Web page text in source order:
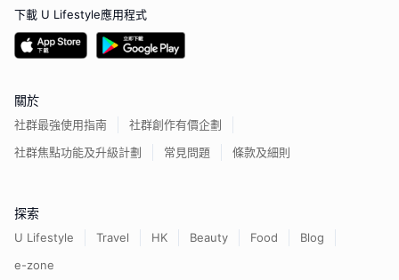
下載 U Lifestyle應用程式
關於
社群最強使用指南
社群創作有價企劃
社群焦點功能及升級計劃
常見問題 條款及細則
探索
U Lifestyle Travel HK Beauty Food
Blog
e-zone